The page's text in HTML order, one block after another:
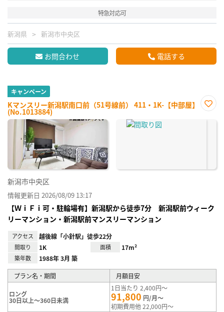
特急対応可
新潟県 新潟市中央区
お問合わせ 電話する
キャンペーン
Kマンスリー新潟駅南口前（51号線前） 411・1K-【中部屋】
(No.1013884)
に入
新潟市中央区
情報更新日 2026/08/09 13:17
【ＷｉＦｉ可・駐輪場有】新潟駅から徒歩7分 新潟駅前ウィーク
リーマンション・新潟駅前マンスリーマンション
アクセス 越後線「小針駅」徒歩22分
間取り 1K 面積 17m²
築年数 1988年 3月 築
プラン名・期間 月額目安
ロング
30日以上～360日未満
1日当たり 2,400円～
91,800 円/月～
初期費用他 22,000円～